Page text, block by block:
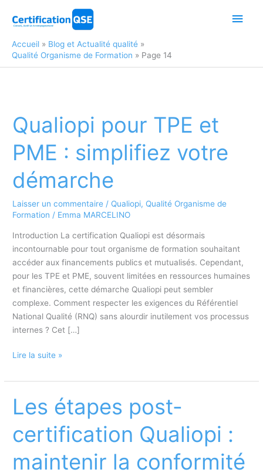
Accueil
Blog et Actualité qualité
Qualité Organisme de Formation
Page 14
Qualiopi pour TPE et
PME : simplifiez votre
démarche
Laisser un commentaire / Qualiopi, Qualité Organisme de
Formation / Emma MARCELINO
Introduction La certification Qualiopi est désormais
incontournable pour tout organisme de formation souhaitant
accéder aux financements publics et mutualisés. Cependant,
pour les TPE et PME, souvent limitées en ressources humaines
et financières, cette démarche Qualiopi peut sembler
complexe. Comment respecter les exigences du Référentiel
National Qualité (RNQ) sans alourdir inutilement vos processus
internes ? Cet […]
Qualiopi
TPE
PME
simplifiez
démarche
Lire la suite »
Les étapes post-
certification Qualiopi :
maintenir la conformité